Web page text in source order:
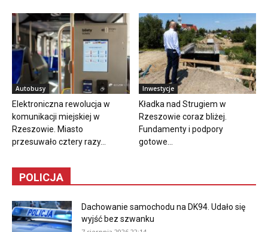
Autobusy
Elektroniczna rewolucja w
komunikacji miejskiej w
Rzeszowie. Miasto
przesuwało cztery razy...
Inwestycje
Kładka nad Strugiem w
Rzeszowie coraz bliżej.
Fundamenty i podpory
gotowe...
POLICJA
Dachowanie samochodu na DK94. Udało się
wyjść bez szwanku